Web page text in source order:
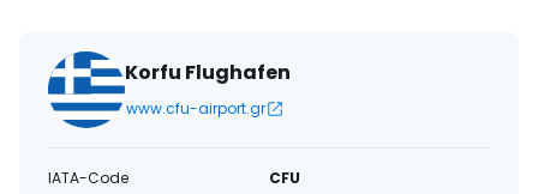
Korfu Flughafen
www.cfu-airport.gr
IATA-Code
CFU